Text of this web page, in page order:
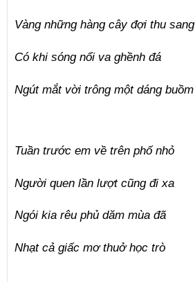
Vàng những hàng cây đợi thu sang
Có khi sóng nổi va ghềnh đá
Ngút mắt vời trông một dáng buồm
Tuần trước em về trên phố nhỏ
Người quen lần lượt cũng đi xa
Ngói kia rêu phủ dăm mùa đã
Nhạt cả giấc mơ thuở học trò